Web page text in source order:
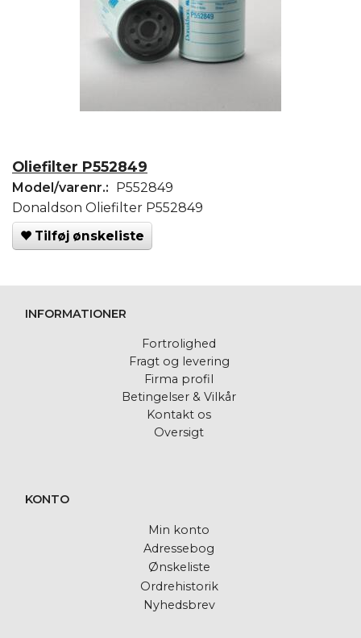
Oliefilter P552849
Model/varenr.:
P552849
Donaldson Oliefilter P552849
Tilføj ønskeliste
INFORMATIONER
Fortrolighed
Fragt og levering
Firma profil
Betingelser & Vilkår
Kontakt os
Oversigt
KONTO
Min konto
Adressebog
Ønskeliste
Ordrehistorik
Nyhedsbrev